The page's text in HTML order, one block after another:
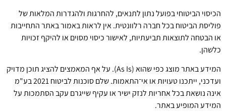
הכיסוי הביטוחי בפועל נתון לתנאים, להחרגות ולהגדרות המלאות של
פוליסת הביטוח בכל חברה רלוונטית. אין לראות באמור באתר התחייבות
או הבטחה לתוצאות תביעתיות, לאישור כיסוי מסוים או להיקף זכויות
כלשהן.
המידע באתר מוצג כפי שהוא (As Is). על אף המאמצים להציג תוכן מדויק
ועדכני, ייתכנו טעויות או אי־התאמות. שלם סוכנות לביטוח 2021 בע"מ
אינה נושאת בכל אחריות לנזק ישיר או עקיף שייגרם עקב הסתמכות על
המידע המופיע באתר.